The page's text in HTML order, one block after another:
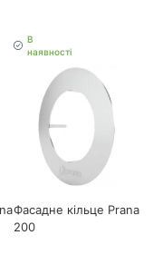
В
наявності
Фасадне кільце Prana
200